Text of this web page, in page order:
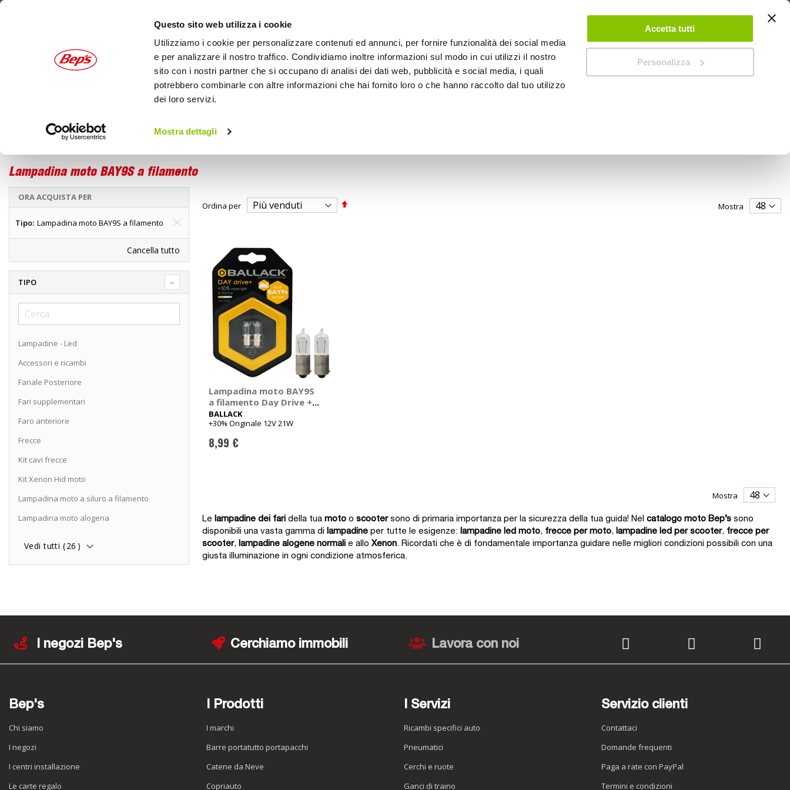
Questo sito web utilizza i cookie
Utilizziamo i cookie per personalizzare contenuti ed annunci, per fornire funzionalità dei social media
e per analizzare il nostro traffico. Condividiamo inoltre informazioni sul modo in cui utilizzi il nostro
sito con i nostri partner che si occupano di analisi dei dati web, pubblicità e social media, i quali
potrebbero combinarle con altre informazioni che hai fornito loro o che hanno raccolto dal tuo utilizzo
dei loro servizi.
Mostra dettagli
Accetta tutti
Personalizza
CONTATTACI NEGOZI IL MIO NEGOZIO
Lampadina moto BAY9S a filamento
Ordina per
Imposta
Mostra
Lampadina moto BAY9S
a filamento Day Drive +
BAY9S - BALLACK
BALLACK
+30% Originale 12V 21W
8,99 €
Mostra
Le lampadine dei faridella tua motoo scooter sono di primaria importanza per la sicurezza della tua guida! Nel catalogo moto Bep’ssono
disponibili una vasta gamma di lampadineper tutte le esigenze: lampadine led moto, frecce per moto, lampadine led per scooter, frecce per
scooter, lampadine alogene normalie allo Xenon. Ricordati che è di fondamentale importanza guidare nelle migliori condizioni possibili con una
giusta illuminazione in ogni condizione atmosferica.
ORA ACQUISTA PER
Tipo Lampadina moto BAY9S a filamento
Cancella tutto
TIPO
Lampadine - Led
Accessori e ricambi
Fanale Posteriore
Fari supplementari
Faro anteriore
Frecce
Kit cavi frecce
Kit Xenon Hid moto
Lampadina moto a siluro a filamento
Lampadina moto alogena
Vedi tutti (26 )
I negozi Bep's Cerchiamo immobili Lavora con noi
Bep's
Chi siamo
I negozi
I centri installazione
Le carte regalo
I Prodotti
I marchi
Barre portatutto portapacchi
Catene da Neve
Copriauto
I Servizi
Ricambi specifici auto
Pneumatici
Cerchi e ruote
Ganci di traino
Servizio clienti
Contattaci
Domande frequenti
Paga a rate con PayPal
Termini e condizioni